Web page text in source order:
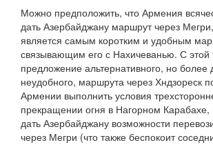
Можно предположить, что Армения
дать Азербайджану маршрут через
является самым коротким и удобным
связывающим его с Нахичеванью. С этой
предложение альтернативного, но более
неудобного, маршрута через Хндзореск
Армении выполнить условия
прекращении огня в Нагорном
дать Азербайджану возможности
через Мегри (что также беспокоит